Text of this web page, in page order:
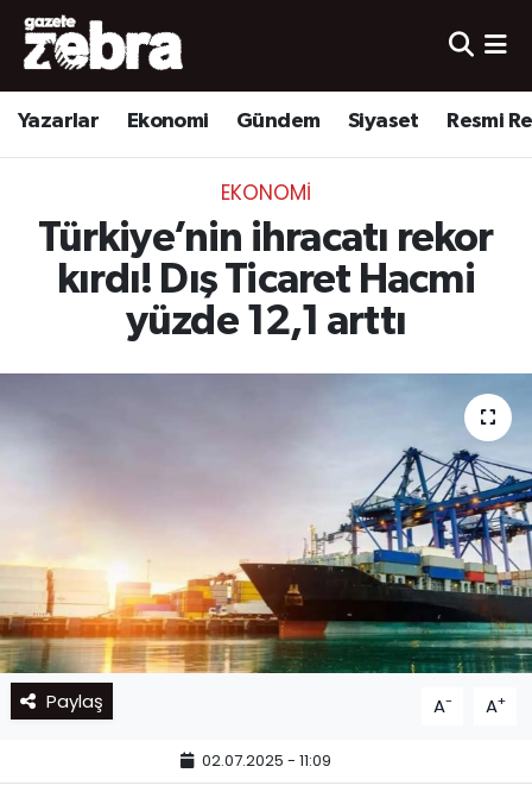
Yazarlar Ekonomi Gündem Siyaset Resmi
EKONOMI
Türkiye’nin ihracatı rekor
kırdı! Dış Ticaret Hacmi
yüzde 12,1 arttı
Paylaş A- A+
02.07.2025 - 11:09
Yazarlar
Ekonomi
Yerel
Nöbetçi Eczaneler
Hava Durumu
Süper Lig Puan Durumu ve Fikstür
Tüm Manşetler